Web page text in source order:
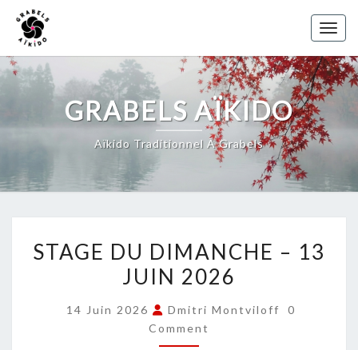
Skip
content
GRABELS AÏKIDO
Aïkido Traditionnel À Grabels
DU
DIMANCHE
JUIN
STAGE DU DIMANCHE – 13
JUIN 2026
14 Juin 2026 Dmitri Montviloff
0
Comment